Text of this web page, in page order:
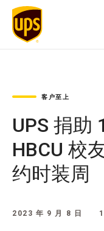
客户至上
UPS 捐助
HBCU 校
约时装周
2023 年 9 月 8 日